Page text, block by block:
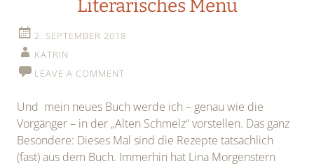
Literarisches Menü
2. SEPTEMBER 2018
KATRIN
LEAVE A COMMENT
Und mein neues Buch werde ich – genau wie die
Vorgänger – in der „Alten Schmelz“ vorstellen. Das ganz
Besondere: Dieses Mal sind die Rezepte tatsächlich
(fast) aus dem Buch. Immerhin hat Lina Morgenstern